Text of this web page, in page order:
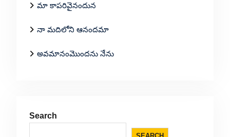
మా కాపరివైనందున
నా మదిలోని ఆనందమా
అవమానంమొందను నేను
Search